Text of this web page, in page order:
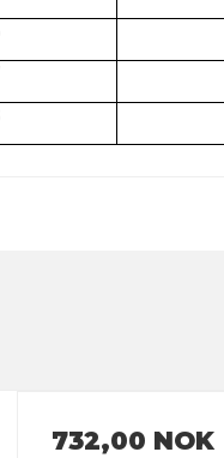
732,00 NOK